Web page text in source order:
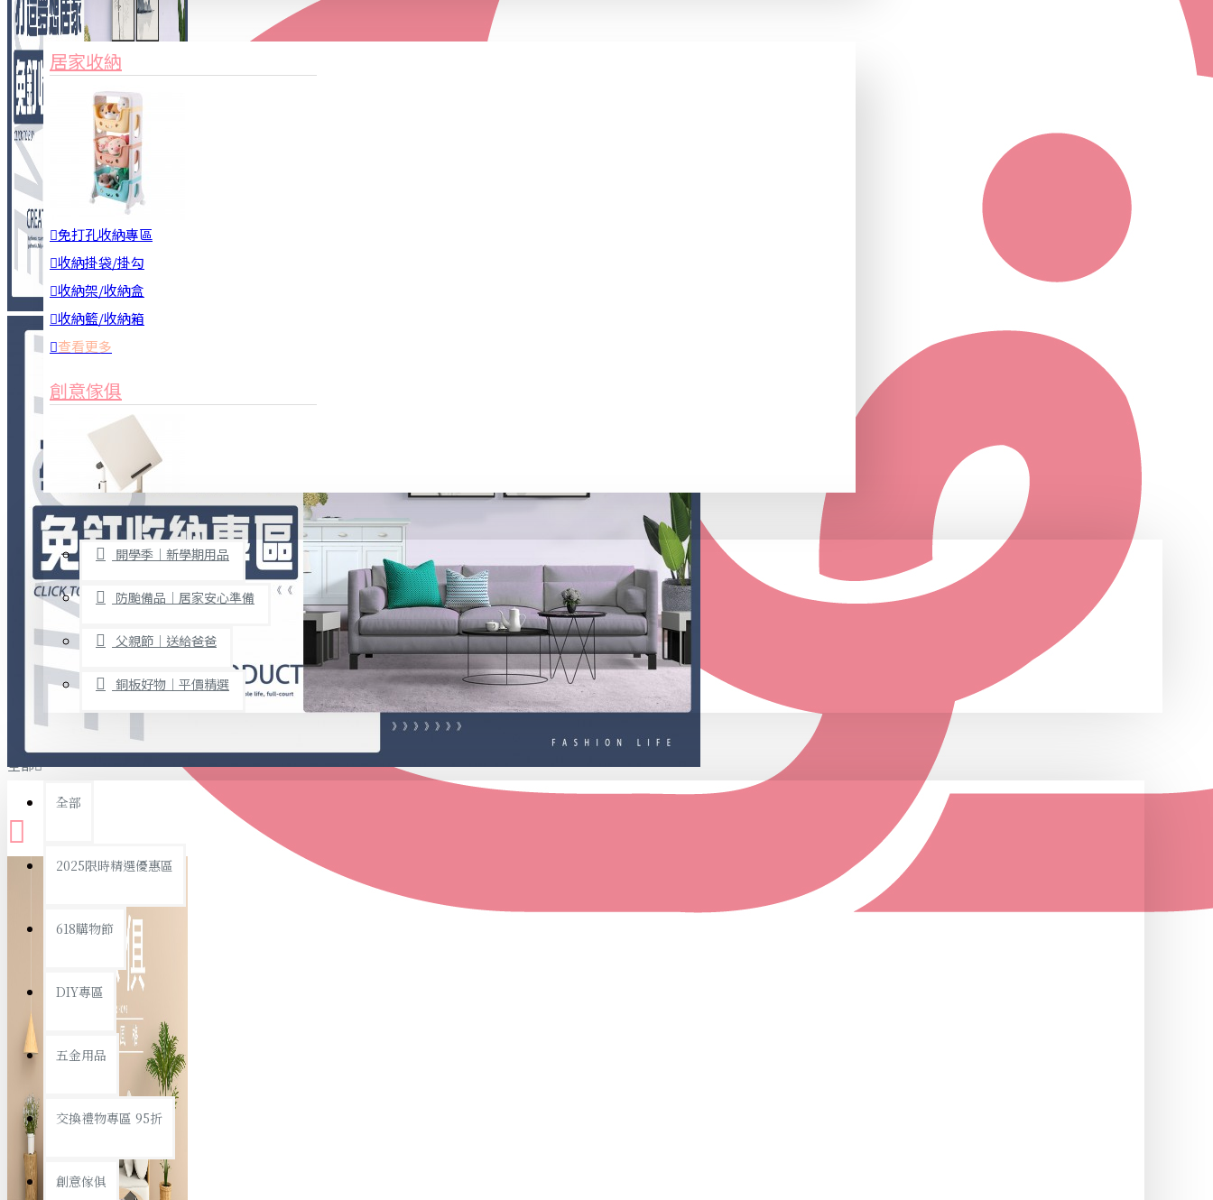
3C周邊
居家安全
居家清潔
查看更多
餐飲廚具
廚房收納
烘焙用具
隨身餐具
查看更多
文具禮品
事務用品
文具收納
書寫用品
衛浴用品
個人衛浴用品
浴室置物/收納
家俱&收納
居家收納
免打孔收納專區
收納掛袋/掛勾
收納架/收納盒
收納籃/收納箱
查看更多
創意傢俱
桌子/椅子
置物架/收納櫃
其他
免打孔收納專區
限時促銷
開學季｜新學期用品
防颱備品｜居家安心準備
父親節｜送給爸爸
銅板好物｜平價精選
全部
全部
2025限時精選優惠區
618購物節
DIY專區
五金用品
交換禮物專區 95折
創意傢俱